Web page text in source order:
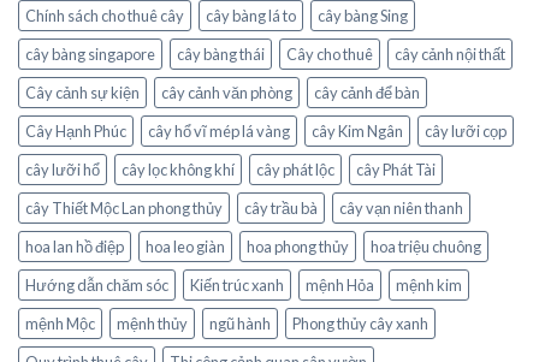
Chính sách cho thuê cây
cây bàng lá to
cây bàng Sing
cây bàng singapore
cây bàng thái Cây cho thuê
cây cảnh nội thất
Cây cảnh sự kiện
cây cảnh văn phòng
cây cảnh để bàn
Cây Hạnh Phúc
cây hổ vĩ mép lá vàng cây Kim Ngân
cây lưỡi cọp
cây lưỡi hổ
cây lọc không khí cây phát lộc
cây Phát Tài
cây Thiết Mộc Lan phong thủy
cây trầu bà
cây vạn niên thanh
hoa lan hồ điệp
hoa leo giàn hoa phong thủy
hoa triệu chuông
Hướng dẫn chăm sóc
Kiến trúc xanh mệnh Hỏa
mệnh kim
mệnh Mộc
mệnh thủy ngũ hành
Phong thủy cây xanh